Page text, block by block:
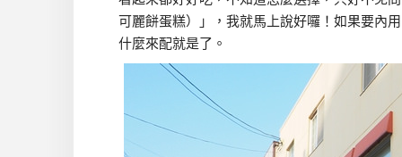
可麗餅蛋糕）」，我就馬上說好囉！如果要內
什麼來配就是了。